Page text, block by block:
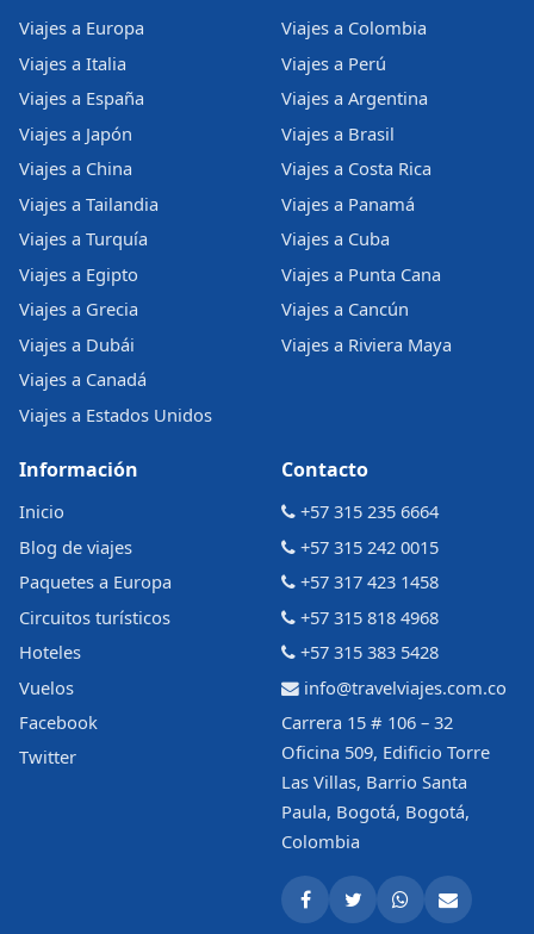
Viajes a Europa
Viajes a Italia
Viajes a España
Viajes a Japón
Viajes a China
Viajes a Tailandia
Viajes a Turquía
Viajes a Egipto
Viajes a Grecia
Viajes a Dubái
Viajes a Canadá
Viajes a Estados Unidos
Viajes a Colombia
Viajes a Perú
Viajes a Argentina
Viajes a Brasil
Viajes a Costa Rica
Viajes a Panamá
Viajes a Cuba
Viajes a Punta Cana
Viajes a Cancún
Viajes a Riviera Maya
Información
Inicio
Blog de viajes
Paquetes a Europa
Circuitos turísticos
Hoteles
Vuelos
Facebook
Twitter
Contacto
+57 315 235 6664
+57 315 242 0015
+57 317 423 1458
+57 315 818 4968
+57 315 383 5428
info@travelviajes.com.co
Carrera 15 # 106 – 32
Oficina 509, Edificio Torre
Las Villas, Barrio Santa
Paula, Bogotá, Bogotá,
Colombia